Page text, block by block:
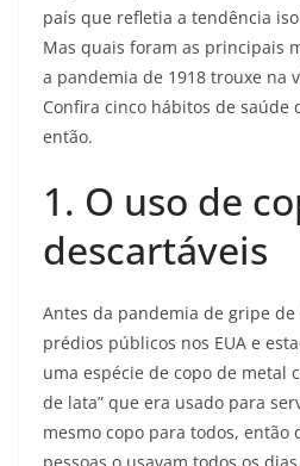
país que refletia a tendência
Mas quais foram as principais
a pandemia de 1918 trouxe na
Confira cinco hábitos de saúde
então.
1. O uso de
descartáveis
Antes da pandemia de gripe
prédios públicos nos EUA e
uma espécie de copo de metal
de lata” que era usado para
mesmo copo para todos, então